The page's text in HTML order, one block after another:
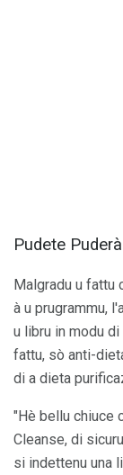
Pudete
Malgradu u fattu
à u prugrammu,
u libru in modu
fattu, sò anti-
di a dieta
"Hè bellu chiuce
Cleanse, di
si indettenu una